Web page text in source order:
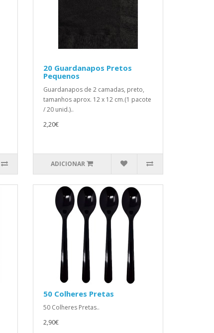
20 Guardanapos Pretos
Pequenos
Guardanapos de 2 camadas, preto,
tamanhos aprox. 12 x 12 cm.(1 pacote
/ 20 unid.)..
2,20€
ADICIONAR
50 Colheres Pretas
50 Colheres Pretas..
2,90€